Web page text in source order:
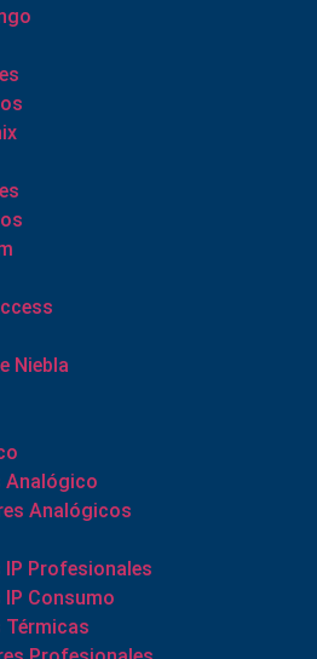
Niebla
Analógico
Analógicos
IP Profesionales
IP Consumo
Térmicas